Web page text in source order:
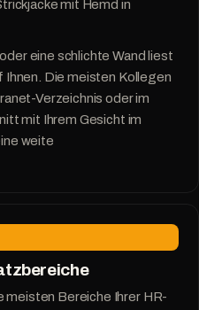
mit Hemd in
eine schlichte Wand liest
Ihnen. Die meisten Kollegen
Verzeichnis oder im
mit Ihrem Gesicht im
weite
Bereiche Ihrer HR-